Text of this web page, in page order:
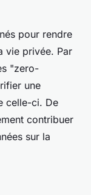
pour rendre
vie privée. Par
"zero-
une
celle-ci. De
contribuer
sur la